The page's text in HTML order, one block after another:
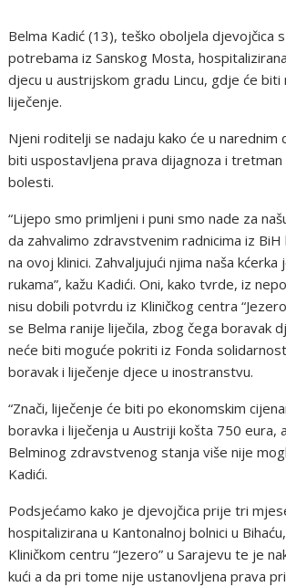
Belma Kadić (13), teško oboljela djevojčica
potrebama iz Sanskog Mosta,
djecu u austrijskom gradu Lincu, gdje će
liječenje.
Njeni roditelji se nadaju kako će u narednim
biti uspostavljena prava dijagnoza i tretman
bolesti.
“Lijepo smo primljeni i puni smo nade za
da zahvalimo zdravstvenim radnicima iz BiH
na ovoj klinici. Zahvaljujući njima naša
rukama”, kažu Kadići. Oni, kako tvrde, iz
nisu dobili potvrdu iz Kliničkog centra
se Belma ranije liječila, zbog čega boravak
neće biti moguće pokriti iz Fonda
boravak i liječenje djece u inostranstvu.
“Znači, liječenje će biti po ekonomskim
boravka i liječenja u Austriji košta 750 eura,
Belminog zdravstvenog stanja više nije
Kadići.
Podsjećamo kako je djevojčica prije tri
hospitalizirana u Kantonalnoj bolnici u
Kliničkom centru “Jezero” u Sarajevu te je
kući a da pri tome nije ustanovljena prava